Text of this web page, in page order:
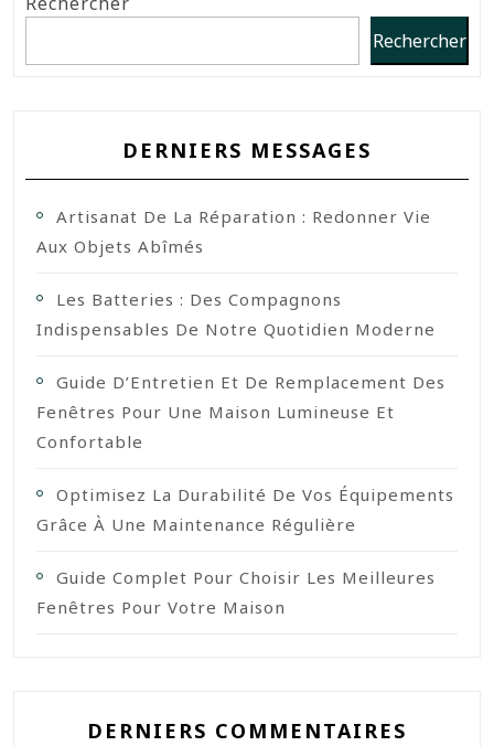
Rechercher
DERNIERS MESSAGES
Artisanat De La Réparation : Redonner Vie
Aux Objets Abîmés
Les Batteries : Des Compagnons
Indispensables De Notre Quotidien Moderne
Guide D’Entretien Et De Remplacement Des
Fenêtres Pour Une Maison Lumineuse Et
Confortable
Optimisez La Durabilité De Vos Équipements
Grâce À Une Maintenance Régulière
Guide Complet Pour Choisir Les Meilleures
Fenêtres Pour Votre Maison
DERNIERS COMMENTAIRES